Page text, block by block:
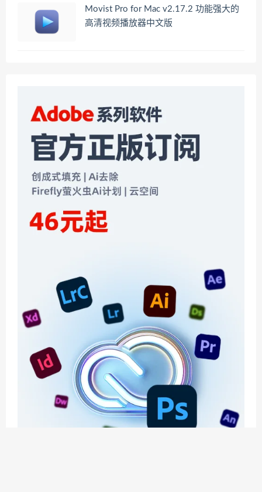
Movist Pro for Mac v2.17.2 功能强大的
高清视频播放器中文版